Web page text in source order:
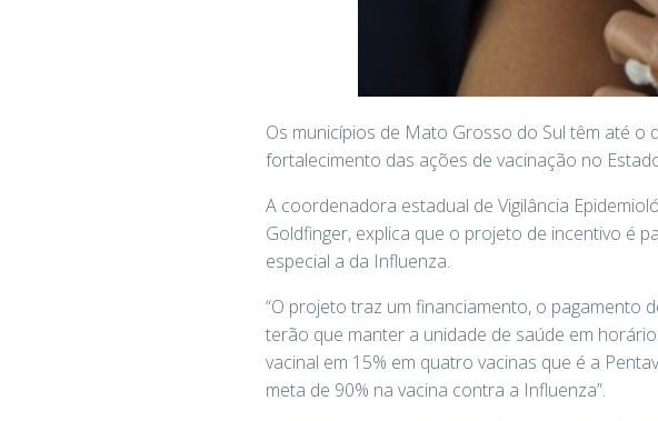
Os municípios de Mato Grosso do Sul têm até o
fortalecimento das ações de vacinação no
A coordenadora estadual de Vigilância
Goldfinger, explica que o projeto de incentivo é
especial a da Influenza.
“O projeto traz um financiamento, o pagamento
terão que manter a unidade de saúde em
vacinal em 15% em quatro vacinas que é a
meta de 90% na vacina contra a Influenza”.